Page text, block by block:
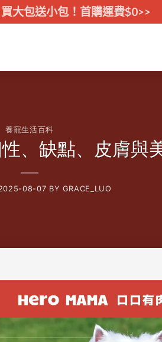
大包送小包！首購運費$0>>
養寵生活百科
、缺點、皮膚與
08-07 BY GRACE_LUO